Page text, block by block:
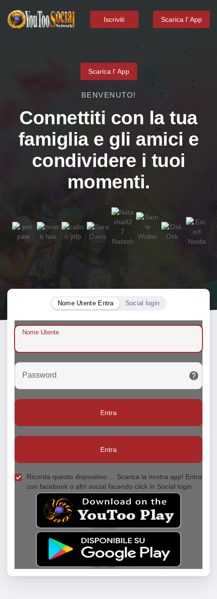
Iscriviti Scarica l' App
Scarica l' App
BENVENUTO!
Connettiti con la tua
famiglia e gli amici e
condividere i tuoi
momenti.
Nome Utente Entra Social login
Nome Utente
Password
Entra
Entra
Ricorda questo dispositivo.... Scarica la nostra app! Entra
con facebook o altri social facendo click in Social login.